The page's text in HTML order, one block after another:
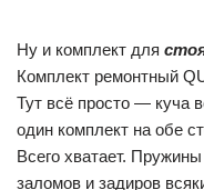
Ну и комплект для
Комплект ремонтный
Тут всё просто — куча
один комплект на обе
Всего хватает.
заломов и задиров